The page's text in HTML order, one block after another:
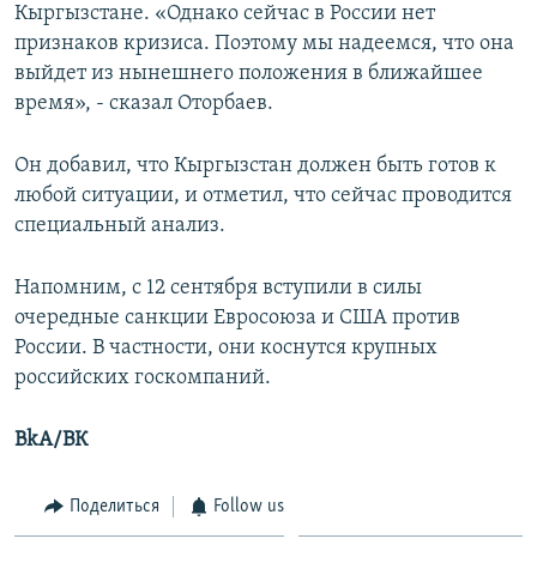
Кыргызстане. «Однако сейчас в России нет
признаков кризиса. Поэтому мы надеемся, что она
выйдет из нынешнего положения в ближайшее
время», - сказал Оторбаев.
Он добавил, что Кыргызстан должен быть готов к
любой ситуации, и отметил, что сейчас проводится
специальный анализ.
Напомним, с 12 сентября вступили в силы
очередные санкции Евросоюза и США против
России. В частности, они коснутся крупных
российских госкомпаний.
BkA/ВК
Поделиться Follow us